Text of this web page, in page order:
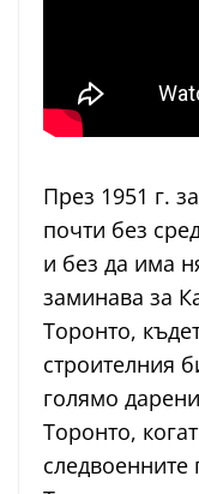
През 1951 г.
почти без
и без да има
заминава за
Торонто,
строителния
голямо
Торонто,
следвоенните